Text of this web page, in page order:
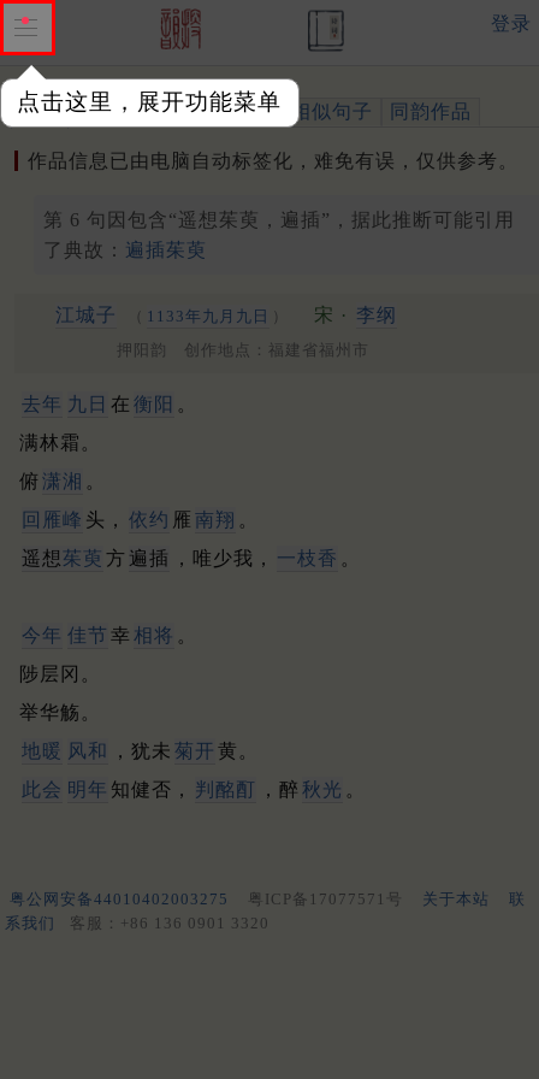
点击这里，展开功能菜单
登录
作品 标注四声 出处、引用 相似句子 同韵作品
作品信息已由电脑自动标签化，难免有误，仅供参考。
第 6 句因包含“遥想茱萸，遍插”，据此推断可能引用
了典故： 遍插茱萸
江城子 （ 1133年九月九日 ） 宋 · 李纲
押阳韵 创作地点：福建省福州市
去年 九日 在 衡阳 。
满林霜。
俯 潇湘 。
回雁峰 头， 依约 雁 南翔 。
遥想 茱萸 方 遍插 ，唯少我， 一枝香 。
今年 佳节 幸 相将 。
陟层冈。
举华觞。
地暖
风和 ，犹未 菊开 黄。
此会 明年 知健否， 判酩酊 ，醉 秋光 。
粤公网安备44010402003275 粤ICP备17077571号 关于本站
联
系我们
客服：+86 136 0901 3320